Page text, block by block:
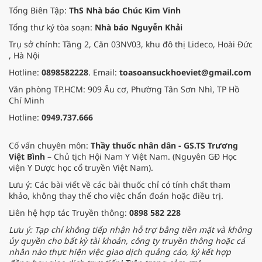
dịu cơn đau và nâng cao sức khỏe
cho các cựu chiến binh trước sự
thay đổi đột ngột của thời tiết.
Tổng Biên Tập: ThS Nhà báo Chúc Kim Vinh
Tổng thư ký tòa soạn: Nhà báo Nguyễn Khải
Trụ sở chính: Tầng 2, Căn 03NV03, khu đô thị Lideco, Hoài Đức
, Hà Nội
Hotline: 0898582228. Email: toasoansuckhoeviet@gmail.com
Văn phòng TP.HCM: 909 Âu cơ, Phường Tân Sơn Nhì, TP Hồ
Chí Minh
Hotline: 0949.737.666
Cố vấn chuyên môn: Thầy thuốc nhân dân - GS.TS Trương
Việt Bình – Chủ tịch Hội Nam Y Việt Nam. (Nguyên GĐ Học
viện Y Dược học cổ truyền Việt Nam).
Lưu ý: Các bài viết về các bài thuốc chỉ có tính chất tham
khảo, không thay thế cho việc chẩn đoán hoặc điều trị.
Liên hệ hợp tác Truyền thông: 0898 582 228
Lưu ý: Tạp chí không tiếp nhận hỗ trợ bằng tiền mặt và không
ủy quyền cho bất kỳ tài khoản, công ty truyền thông hoặc cá
nhân nào thực hiện việc giao dịch quảng cáo, ký kết hợp